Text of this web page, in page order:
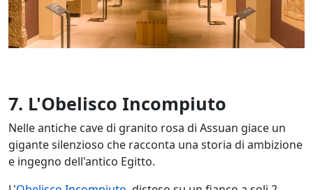
7. L'Obelisco Incompiuto
Nelle antiche cave di granito rosa di Assuan giace un
gigante silenzioso che racconta una storia di ambizione
e ingegno dell'antico Egitto.